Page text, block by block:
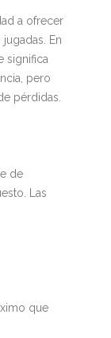
a ofrecer
En
significa
pero
pérdidas.
de
Las
que